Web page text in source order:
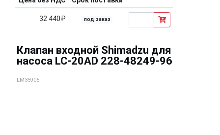
32 440₽ под заказ
Клапан входной Shimadzu для
насоса LC-20AD 228-48249-96
LM35905